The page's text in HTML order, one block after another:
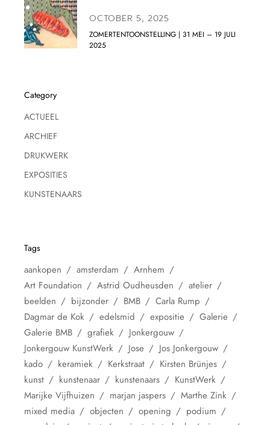
OCTOBER 5, 2025
ZOMERTENTOONSTELLING | 31 MEI – 19 JULI
2025
Category
ACTUEEL
ARCHIEF
DRUKWERK
EXPOSITIES
KUNSTENAARS
Tags
aankopen amsterdam
Arnhem
Art Foundation
Astrid Oudheusden
atelier
beelden
bijzonder BMB
Carla Rump
Dagmar de Kok
edelsmid expositie
Galerie
Galerie BMB
grafiek
Jonkergouw
Jonkergouw KunstWerk
Jose
Jos Jonkergouw
kado
keramiek Kerkstraat
Kirsten Brünjes
kunst
kunstenaar kunstenaars
KunstWerk
Marijke Vijfhuizen
marjan jaspers
Marthe Zink
mixed media
objecten opening
podium